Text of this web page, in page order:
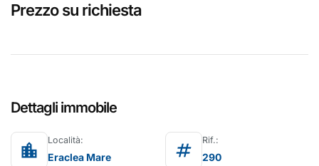
Prezzo su richiesta
Dettagli immobile
location_city Località:
Eraclea Mare tag Rif.:
290